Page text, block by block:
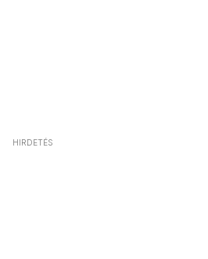
HIRDETÉS